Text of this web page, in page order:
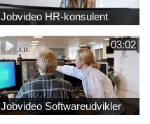
Jobvideo HR-konsulent
03:02
Jobvideo Softwareudvikler